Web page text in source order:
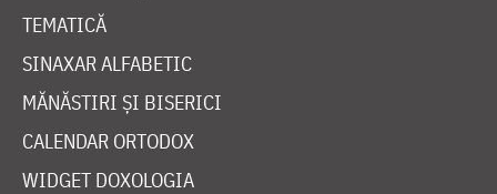
TEMATICĂ
SINAXAR ALFABETIC
MĂNĂSTIRI ȘI BISERICI
CALENDAR ORTODOX
WIDGET DOXOLOGIA